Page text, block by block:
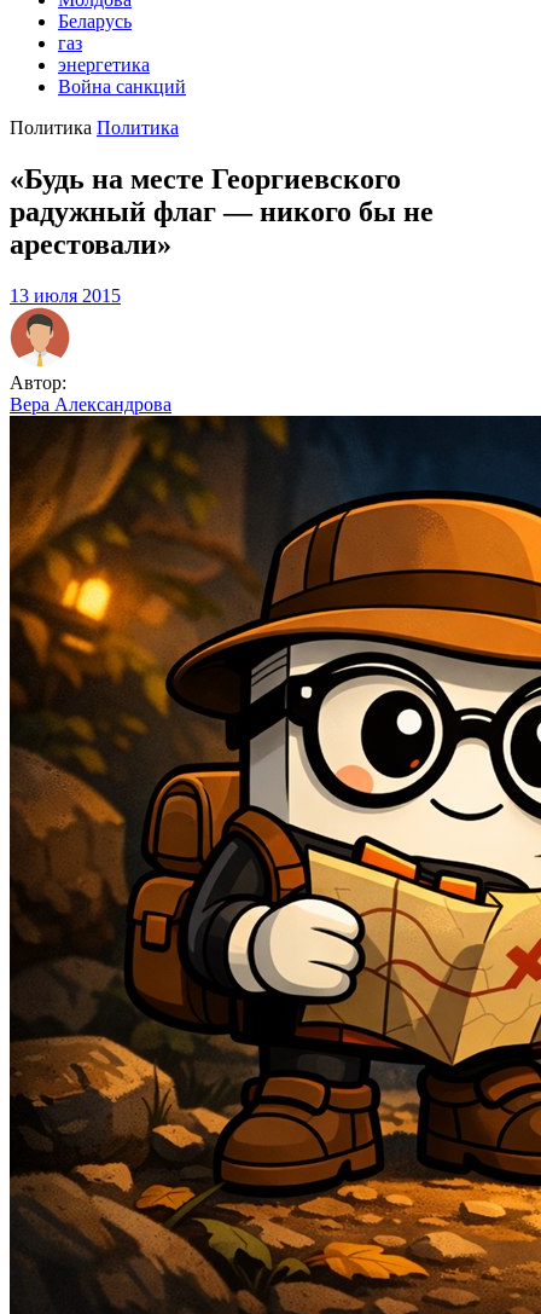
Беларусь
газ
энергетика
Война санкций
Политика Политика
«Будь на месте Георгиевского
радужный флаг — никого бы не
арестовали»
13 июля 2015
Автор:
Вера Александрова